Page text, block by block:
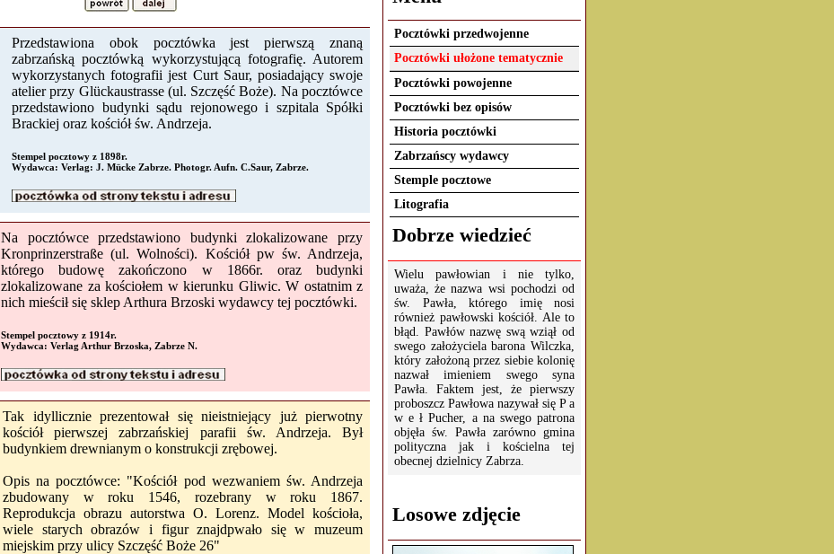
Przedstawiona obok pocztówka jest pierwszą znaną
zabrzańską pocztówką wykorzystującą fotografię. Autorem
wykorzystanych fotografii jest Curt Saur, posiadający swoje
atelier przy Glückaustrasse (ul. Szczęść Boże). Na pocztówce
przedstawiono budynki sądu rejonowego i szpitala Spółki
Brackiej oraz kościół św. Andrzeja.
Stempel pocztowy z 1898r.
Wydawca: Verlag: J. Mücke Zabrze. Photogr. Aufn. C.Saur, Zabrze.
Na pocztówce przedstawiono budynki zlokalizowane przy
Kronprinzerstraße (ul. Wolności). Kościół pw św. Andrzeja,
którego budowę zakończono w 1866r. oraz budynki
zlokalizowane za kościołem w kierunku Gliwic. W ostatnim z
nich mieścił się sklep Arthura Brzoski wydawcy tej pocztówki.
Stempel pocztowy z 1914r.
Wydawca: Verlag Arthur Brzoska, Zabrze N.
Tak idyllicznie prezentował się nieistniejący już pierwotny
kościół pierwszej zabrzańskiej parafii św. Andrzeja. Był
budynkiem drewnianym o konstrukcji zrębowej.
Opis na pocztówce: "Kościół pod wezwaniem św. Andrzeja
zbudowany w roku 1546, rozebrany w roku 1867.
Reprodukcja obrazu autorstwa O. Lorenz. Model kościoła,
wiele starych obrazów i figur znajdpwało się w muzeum
miejskim przy ulicy Szczęść Boże 26"
Pocztówki przedwojenne
Pocztówki ułożone tematycznie
Pocztówki powojenne
Pocztówki bez opisów
Historia pocztówki
Zabrzańscy wydawcy
Stemple pocztowe
Litografia
Dobrze wiedzieć
Wielu pawłowian i nie tylko,
uważa, że nazwa wsi pochodzi od
św. Pawła, którego imię nosi
również pawłowski kościół. Ale to
błąd. Pawłów nazwę swą wziął od
swego założyciela barona Wilczka,
który założoną przez siebie kolonię
nazwał imieniem swego syna
Pawła. Faktem jest, że pierwszy
proboszcz Pawłowa nazywał się P a
w e ł Pucher, a na swego patrona
objęła św. Pawła zarówno gmina
polityczna jak i kościelna tej
obecnej dzielnicy Zabrza.
Losowe zdjęcie